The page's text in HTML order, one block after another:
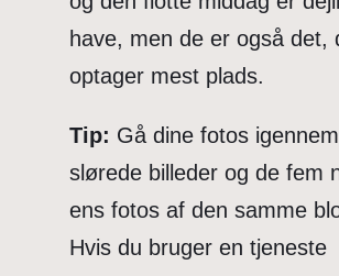
have, men de er også det,
optager mest plads.
Tip: Gå dine fotos
slørede billeder og de fem
ens fotos af den samme
Hvis du bruger en tjeneste